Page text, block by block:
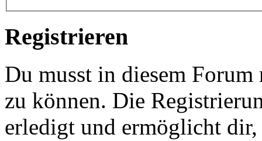
Registrieren
Du musst in diesem
zu können. Die
erledigt und ermöglicht